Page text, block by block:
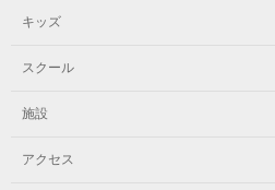
キッズ
スクール
施設
アクセス